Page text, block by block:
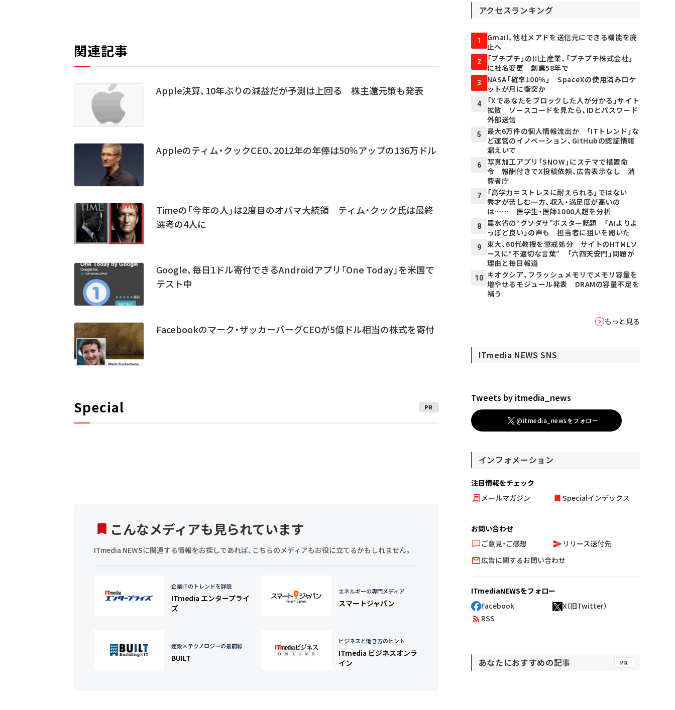
関連記事
Apple決算、10年ぶりの減益だが予測は上回る 株主還元策も発表
Appleのティム・クックCEO、2012年の年俸は50％アップの136万ドル
Timeの「今年の人」は2度目のオバマ大統領 ティム・クック氏は最終
選考の4人に
Google、毎日1ドル寄付できるAndroidアプリ「One Today」を米国で
テスト中
Facebookのマーク・ザッカーバーグCEOが5億ドル相当の株式を寄付
Special PR
こんなメディアも見られています
ITmedia NEWSに関連する情報をお探しであれば、こちらのメディアもお役に立てるかもしれません。
企業ITのトレンドを詳説
ITmedia エンタープライ
ズ
エネルギーの専門メディア
スマートジャパン
建設×テクノロジーの最前線
BUILT
ビジネスと働き方のヒント
ITmedia ビジネスオンラ
イン
アクセスランキング
1
Gmail、他社メアドを送信元にできる機能を廃
止へ
2
「プチプチ」の川上産業、「プチプチ株式会社」
に社名変更 創業58年で
3
NASA「確率100％」 SpaceXの使用済みロケ
ットが月に衝突か
4
「Xであなたをブロックした人が分かる」サイト
拡散 ソースコードを見たら、IDとパスワード
外部送信
5
最大6万件の個人情報流出か 「ITトレンド」な
ど運営のイノベーション、GitHubの認証情報
漏えいで
6
写真加工アプリ「SNOW」にステマで措置命
令 報酬付きでX投稿依頼、広告表示なし 消
費者庁
7
「高学力＝ストレスに耐えられる」ではない
秀才が苦しむ一方、収入・満足度が高いの
は…… 医学生・医師1000人超を分析
8
農水省の“クソダサ”ポスター話題 「AIよりよ
っぽど良い」の声も 担当者に狙いを聞いた
9
東大、60代教授を懲戒処分 サイトのHTMLソ
ースに“不適切な言葉” 「六四天安門」問題が
理由と毎日報道
10 キオクシア、フラッシュメモリでメモリ容量を
増やせるモジュール発表 DRAMの容量不足を
補う
もっと見る
ITmedia NEWS SNS
Tweets by itmedia_news
@itmedia_newsをフォロー
インフォメーション
注目情報をチェック
メールマガジン
Specialインデックス
お問い合わせ
ご意見・ご感想
リリース送付先
広告に関するお問い合わせ
ITmediaNEWSをフォロー
Facebook
X（旧Twitter）
RSS
あなたにおすすめの記事 PR